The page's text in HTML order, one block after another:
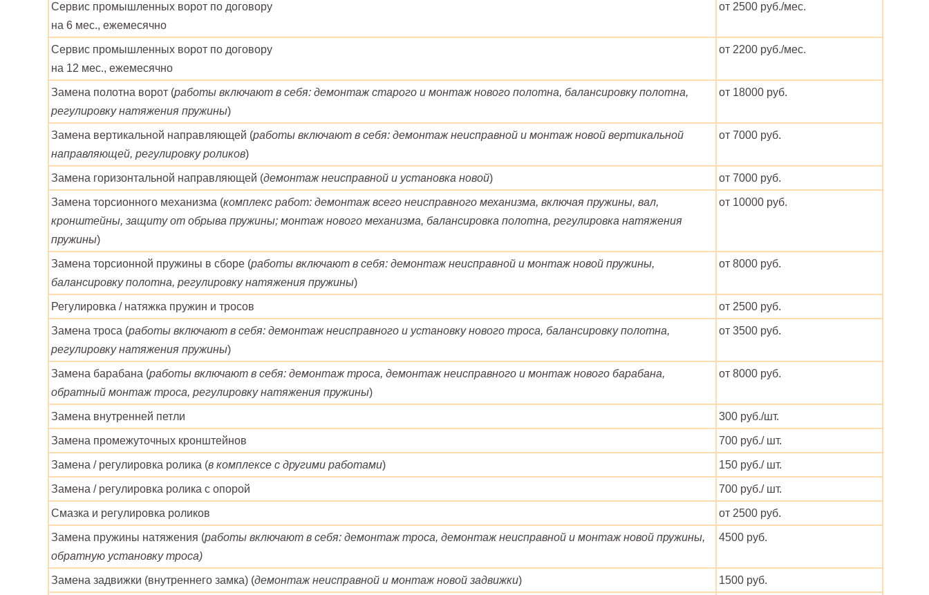
Сервис промышленных ворот по договору
на 6 мес., ежемесячно
от 2500 руб./мес.
Сервис промышленных ворот по договору
на 12 мес., ежемесячно
от 2200 руб./мес.
Замена полотна ворот (работы включают в себя: демонтаж старого и монтаж нового полотна, балансировку полотна,
регулировку натяжения пружины)
от 18000 руб.
Замена вертикальной направляющей (работы включают в себя: демонтаж неисправной и монтаж новой вертикальной
направляющей, регулировку роликов)
от 7000 руб.
Замена горизонтальной направляющей (демонтаж неисправной и установка новой) от 7000 руб.
Замена торсионного механизма (комплекс работ: демонтаж всего неисправного механизма, включая пружины, вал,
кронштейны, защиту от обрыва пружины; монтаж нового механизма, балансировка полотна, регулировка натяжения
пружины)
от 10000 руб.
Замена торсионной пружины в сборе (работы включают в себя: демонтаж неисправной и монтаж новой пружины,
балансировку полотна, регулировку натяжения пружины)
от 8000 руб.
Регулировка / натяжка пружин и тросов от 2500 руб.
Замена троса (работы включают в себя: демонтаж неисправного и установку нового троса, балансировку полотна,
регулировку натяжения пружины)
от 3500 руб.
Замена барабана (работы включают в себя: демонтаж троса, демонтаж неисправного и монтаж нового барабана,
обратный монтаж троса, регулировку натяжения пружины)
от 8000 руб.
Замена внутренней петли 300 руб./шт.
Замена промежуточных кронштейнов 700 руб./ шт.
Замена / регулировка ролика (в комплексе с другими работами) 150 руб./ шт.
Замена / регулировка ролика с опорой 700 руб./ шт.
Смазка и регулировка роликов от 2500 руб.
Замена пружины натяжения (работы включают в себя: демонтаж троса, демонтаж неисправной и монтаж новой пружины,
обратную установку троса)
4500 руб.
Замена задвижки (внутреннего замка) (демонтаж неисправной и монтаж новой задвижки) 1500 руб.